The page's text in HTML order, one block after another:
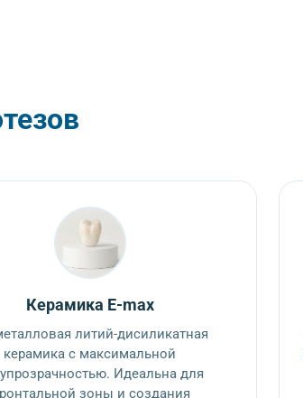
Керамика E-max
литий-дисиликатная
керамика с максимальной
Идеальна для
зоны и создания